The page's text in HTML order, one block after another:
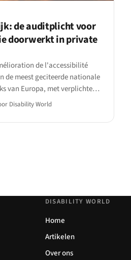
de auditplicht voor
doorwerkt in private
de l'accessibilité
de meest geciteerde nationale
van Europa, met verplichte
en
Disability World
DISABILITY WORLD
Home
Artikelen
Over ons